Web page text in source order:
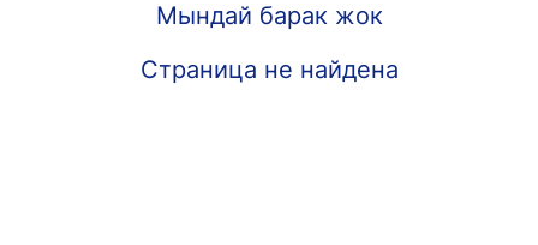
Мындай барак жок
Страница не найдена